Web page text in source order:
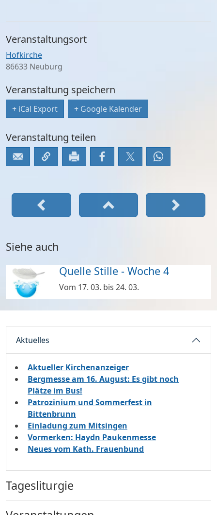
Veranstaltungsort
Hofkirche
86633 Neuburg
Veranstaltung speichern
+ iCal Export + Google Kalender
Veranstaltung teilen
Siehe auch
Quelle Stille - Woche 4
Vom 17. 03. bis 24. 03.
Aktuelles
Aktueller Kirchenanzeiger
Bergmesse am 16. August: Es gibt noch
Plätze im Bus!
Patrozinium und Sommerfest in
Bittenbrunn
Einladung zum Mitsingen
Vormerken: Haydn Paukenmesse
Neues vom Kath. Frauenbund
Tagesliturgie